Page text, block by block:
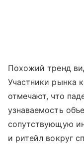
Похожий тренд
Участники рынка
отмечают, что
узнаваемость
сопутствующую
и ритейл вокруг